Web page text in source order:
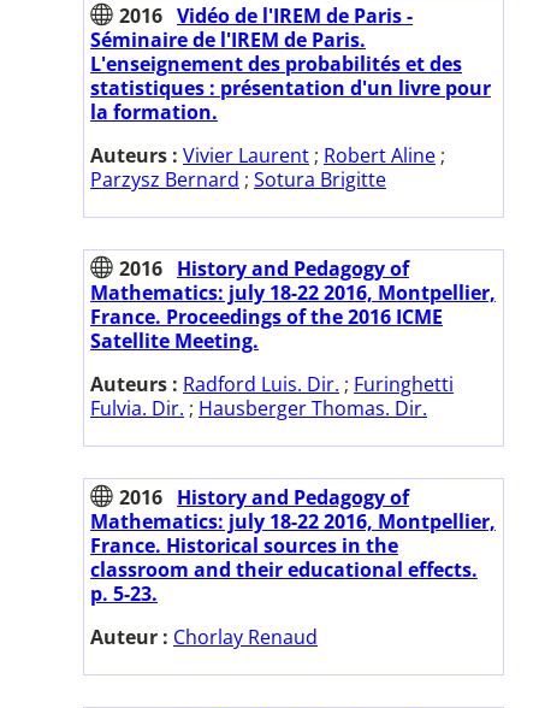
2016 Vidéo de l'IREM de Paris -
Séminaire de l'IREM de Paris.
L'enseignement des probabilités et des
statistiques : présentation d'un livre pour
la formation.
Auteurs : Vivier Laurent ; Robert Aline ;
Parzysz Bernard ; Sotura Brigitte
2016 History and Pedagogy of
Mathematics: july 18-22 2016, Montpellier,
France. Proceedings of the 2016 ICME
Satellite Meeting.
Auteurs : Radford Luis. Dir. ; Furinghetti
Fulvia. Dir. ; Hausberger Thomas. Dir.
2016 History and Pedagogy of
Mathematics: july 18-22 2016, Montpellier,
France. Historical sources in the
classroom and their educational effects.
p. 5-23.
Auteur : Chorlay Renaud